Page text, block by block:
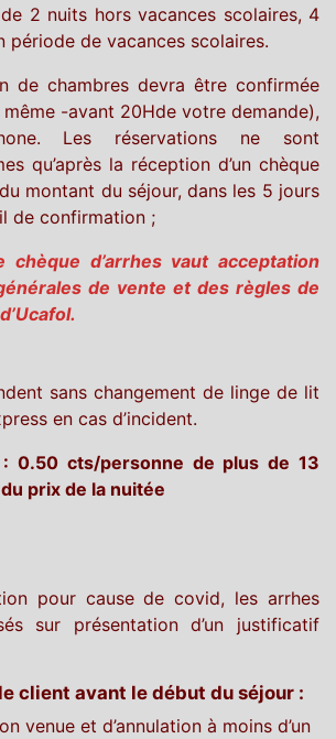
2 nuits hors vacances scolaires, 4
période de vacances scolaires.
de chambres devra être confirmée
-avant 20Hde votre demande),
Les réservations ne sont
qu’après la réception d’un chèque
montant du séjour, dans les 5 jours
de confirmation ;
chèque d’arrhes vaut acceptation
de vente et des règles de
sans changement de linge de lit
en cas d’incident.
0.50 cts/personne de plus de 13
prix de la nuitée
pour cause de covid, les arrhes
sur présentation d’un justificatif
client avant le début du séjour :
venue et d’annulation à moins d’un